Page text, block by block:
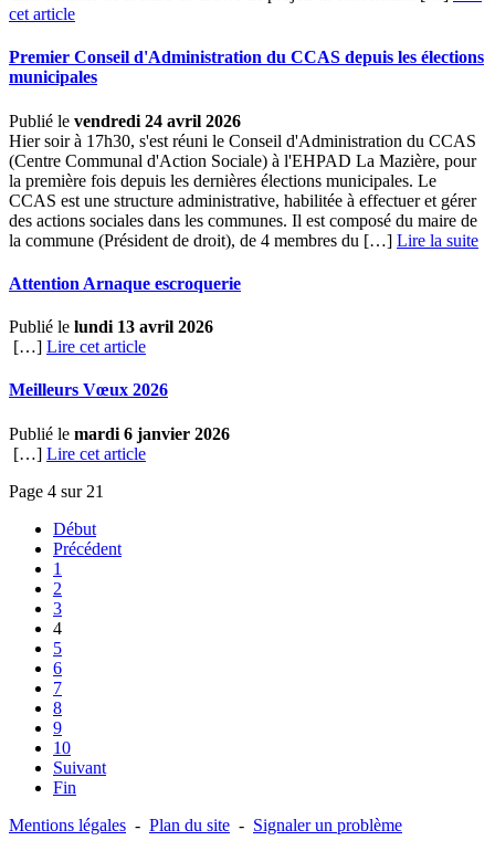
cet article
Premier Conseil d'Administration du CCAS depuis les élections
municipales
Publié le vendredi 24 avril 2026
Hier soir à 17h30, s'est réuni le Conseil d'Administration du CCAS
(Centre Communal d'Action Sociale) à l'EHPAD La Mazière, pour
la première fois depuis les dernières élections municipales. Le
CCAS est une structure administrative, habilitée à effectuer et gérer
des actions sociales dans les communes. Il est composé du maire de
la commune (Président de droit), de 4 membres du […] ­ Lire la suite
Attention Arnaque escroquerie
Publié le lundi 13 avril 2026
[…] Lire cet article
Meilleurs Vœux 2026
Publié le mardi 6 janvier 2026
[…] Lire cet article
Page 4 sur 21
Début
Précédent
1
2
3
4
5
6
7
8
9
10
Suivant
Fin
Mentions légales - Plan du site - Signaler un problème